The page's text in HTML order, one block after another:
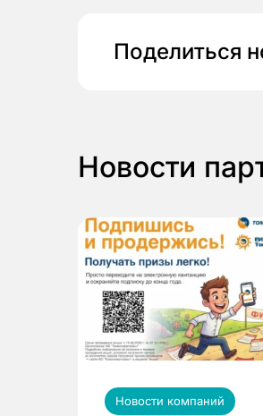
Поделиться
Новости
Новости компаний